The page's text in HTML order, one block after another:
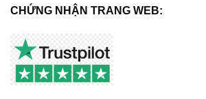
CHỨNG NHẬN TRANG WEB: